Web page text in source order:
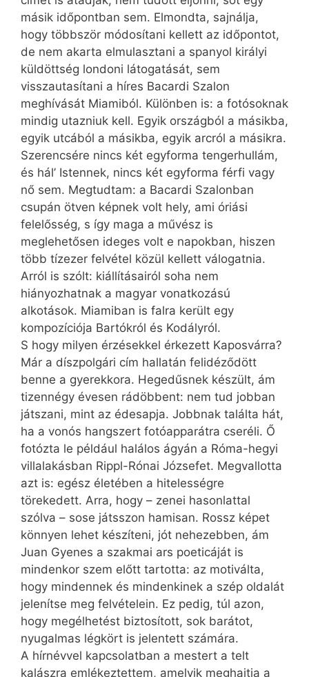
másik időpontban sem. Elmondta, sajnálja,
hogy többször módosítani kellett az időpontot,
de nem akarta elmulasztani a spanyol királyi
küldöttség londoni látogatását, sem
visszautasítani a híres Bacardi Szalon
meghívását Miamiból. Különben is: a fotósoknak
mindig utazniuk kell. Egyik országból a másikba,
egyik utcából a másikba, egyik arcról a másikra.
Szerencsére nincs két egyforma tengerhullám,
és hál’ Istennek, nincs két egyforma férfi vagy
nő sem. Megtudtam: a Bacardi Szalonban
csupán ötven képnek volt hely, ami óriási
felelősség, s így maga a művész is
meglehetősen ideges volt e napokban, hiszen
több tízezer felvétel közül kellett válogatnia.
Arról is szólt: kiállításairól soha nem
hiányozhatnak a magyar vonatkozású
alkotások. Miamiban is falra került egy
kompozíciója Bartókról és Kodályról.
S hogy milyen érzésekkel érkezett Kaposvárra?
Már a díszpolgári cím hallatán felidéződött
benne a gyerekkora. Hegedűsnek készült, ám
tizennégy évesen rádöbbent: nem tud jobban
játszani, mint az édesapja. Jobbnak találta hát,
ha a vonós hangszert fotóapparátra cseréli. Ő
fotózta le például halálos ágyán a Róma-hegyi
villalakásban Rippl-Rónai Józsefet. Megvallotta
azt is: egész életében a hitelességre
törekedett. Arra, hogy – zenei hasonlattal
szólva – sose játsszon hamisan. Rossz képet
könnyen lehet készíteni, jót nehezebben, ám
Juan Gyenes a szakmai ars poeticáját is
mindenkor szem előtt tartotta: az motiválta,
hogy mindennek és mindenkinek a szép oldalát
jelenítse meg felvételein. Ez pedig, túl azon,
hogy megélhetést biztosított, sok barátot,
nyugalmas légkört is jelentett számára.
A hírnévvel kapcsolatban a mestert a telt
kalászra emlékeztettem, amelyik meghajtja a